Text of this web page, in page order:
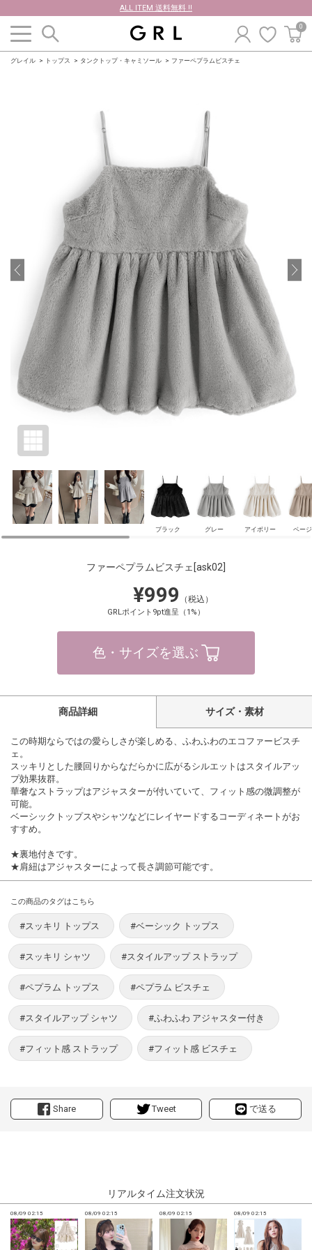
ALL ITEM 送料無料 !!
0
グレイル トップス タンクトップ・キャミソール ファーペプラムビスチェ
ブラック グレー アイボリー ベー
ファーペプラムビスチェ [ask02]
¥999 （税込）
GRLポイント9pt進呈（1%）
色・サイズを選ぶ
Share Tweet で送る
商品詳細 サイズ・素材
この時期ならではの愛らしさが楽しめる、ふわふわのエコファービスチ
ェ。
スッキリとした腰回りからなだらかに広がるシルエットはスタイルアッ
プ効果抜群。
華奢なストラップはアジャスターが付いていて、フィット感の微調整が
可能。
ベーシックトップスやシャツなどにレイヤードするコーディネートがお
すすめ。
★裏地付きです。
★肩紐はアジャスターによって長さ調節可能です。
この商品のタグはこちら
#スッキリ トップス #ベーシック トップス
#スッキリ シャツ #スタイルアップ ストラップ
#ペプラム トップス #ペプラム ビスチェ
#スタイルアップ シャツ #ふわふわ アジャスター付き
#フィット感 ストラップ #フィット感 ビスチェ
リアルタイム注文状況
08/09 02:15 08/09 02:15 08/09 02:15 08/09 02:15